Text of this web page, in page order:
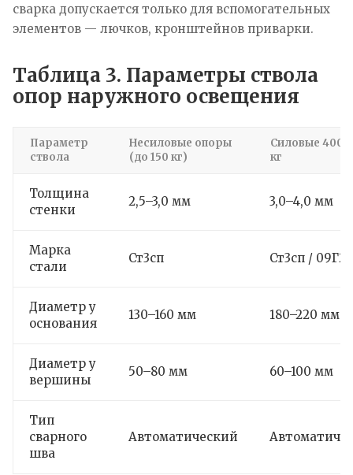
сварка допускается только для вспомогательных
элементов — лючков, кронштейнов приварки.
Таблица 3. Параметры ствола
опор наружного освещения
Параметр
ствола
Несиловые опоры
(до 150 кг)
Силовые
кг
Толщина
стенки
2,5–3,0 мм 3,0–4,0 мм
Марка
стали
Ст3сп Ст3сп / 09Г2С
Диаметр у
основания
130–160 мм 180–220 мм
Диаметр у
вершины
50–80 мм 60–100 мм
Тип
сварного
шва
Автоматический